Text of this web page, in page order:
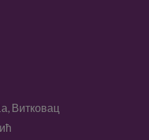
Витковац